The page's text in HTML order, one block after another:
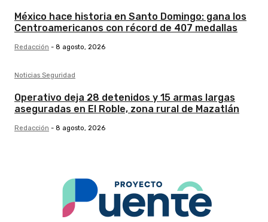
México hace historia en Santo Domingo: gana los
Centroamericanos con récord de 407 medallas
Redacción - 8 agosto, 2026
Noticias Seguridad
Operativo deja 28 detenidos y 15 armas largas
aseguradas en El Roble, zona rural de Mazatlán
Redacción - 8 agosto, 2026